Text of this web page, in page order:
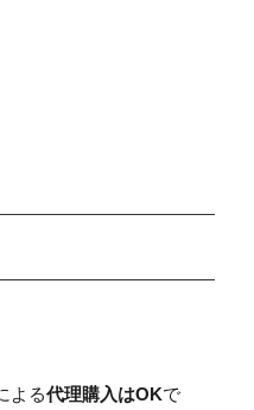
よる代理購入はOKで